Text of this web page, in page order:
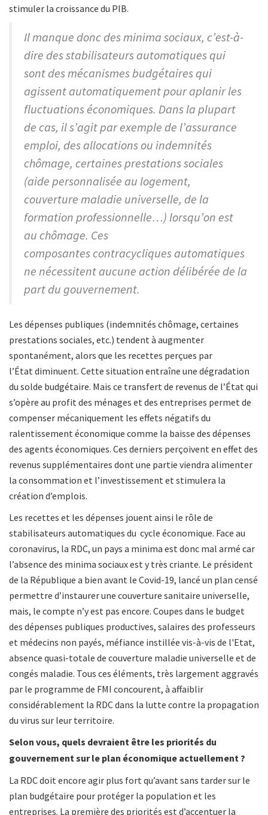
stimuler la croissance du PIB.
Il manque donc des minima sociaux, c’est-à-
dire des stabilisateurs automatiques qui
sont des mécanismes budgétaires qui
agissent automatiquement pour aplanir les
fluctuations économiques. Dans la plupart
de cas, il s’agit par exemple de l’assurance
emploi, des allocations ou indemnités
chômage, certaines prestations sociales
(aide personnalisée au logement,
couverture maladie universelle, de la
formation professionnelle…) lorsqu’on est
au chômage. Ces
composantes contracycliques automatiques
ne nécessitent aucune action délibérée de la
part du gouvernement.
Les dépenses publiques (indemnités chômage, certaines
prestations sociales, etc.) tendent à augmenter
spontanément, alors que les recettes perçues par
l’État diminuent. Cette situation entraîne une dégradation
du solde budgétaire. Mais ce transfert de revenus de l’État qui
s’opère au profit des ménages et des entreprises permet de
compenser mécaniquement les effets négatifs du
ralentissement économique comme la baisse des dépenses
des agents économiques. Ces derniers perçoivent en effet des
revenus supplémentaires dont une partie viendra alimenter
la consommation et l’investissement et stimulera la
création d’emplois.
Les recettes et les dépenses jouent ainsi le rôle de
stabilisateurs automatiques du cycle économique. Face au
coronavirus, la RDC, un pays a minima est donc mal armé car
l’absence des minima sociaux est y très criante. Le président
de la République a bien avant le Covid-19, lancé un plan censé
permettre d’instaurer une couverture sanitaire universelle,
mais, le compte n’y est pas encore. Coupes dans le budget
des dépenses publiques productives, salaires des professeurs
et médecins non payés, méfiance instillée vis-à-vis de l'Etat,
absence quasi-totale de couverture maladie universelle et de
congés maladie. Tous ces éléments, très largement aggravés
par le programme de FMI concourent, à affaiblir
considérablement la RDC dans la lutte contre la propagation
du virus sur leur territoire.
Selon vous, quels devraient être les priorités du
gouvernement sur le plan économique actuellement ?
La RDC doit encore agir plus fort qu’avant sans tarder sur le
plan budgétaire pour protéger la population et les
entreprises. La première des priorités est d’accentuer la